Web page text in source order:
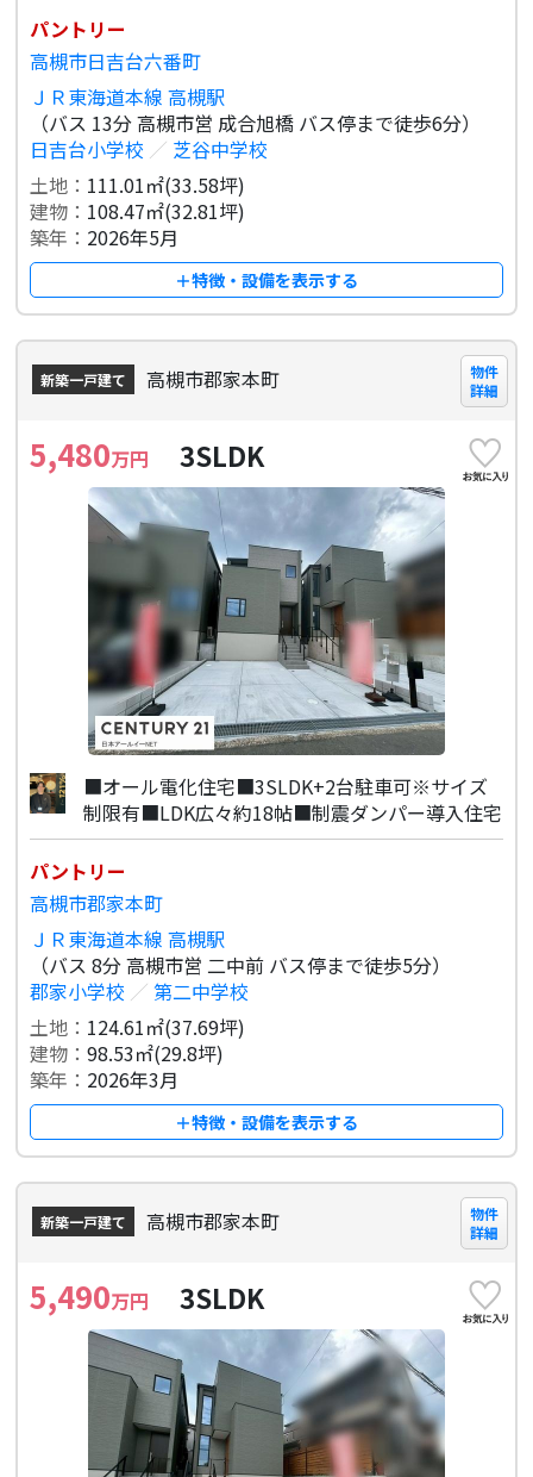
パントリー
高槻市日吉台六番町
ＪＲ東海道本線 高槻駅
（バス 13分 高槻市営 成合旭橋 バス停まで徒歩6分）
日吉台小学校 ／ 芝谷中学校
土地： 111.01㎡(33.58坪)
建物： 108.47㎡(32.81坪)
築年： 2026年5月
＋特徴・設備を表示する
新築一戸建て 高槻市郡家本町
物件
詳細
5,480万円 3SLDK
■オール電化住宅■3SLDK+2台駐車可※サイズ
制限有■LDK広々約18帖■制震ダンパー導入住宅
パントリー
高槻市郡家本町
ＪＲ東海道本線 高槻駅
（バス 8分 高槻市営 二中前 バス停まで徒歩5分）
郡家小学校 ／ 第二中学校
土地： 124.61㎡(37.69坪)
建物：98.53㎡(29.8坪)
築年： 2026年3月
＋特徴・設備を表示する
新築一戸建て 高槻市郡家本町
物件
詳細
5,490万円 3SLDK